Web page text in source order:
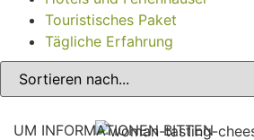
Touristisches Paket
Tägliche Erfahrung
UM INFORMATIONEN BITTEN